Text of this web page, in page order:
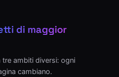
di maggior
ambiti diversi: ogni
cambiano.